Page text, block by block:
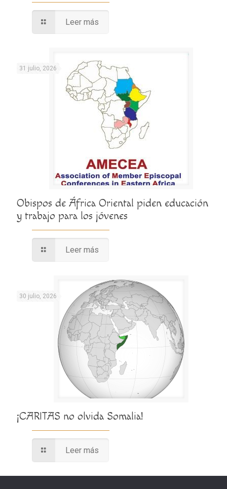
Leer más
31 julio, 2026
Obispos de África Oriental piden educación
y trabajo para los jóvenes
Leer más
30 julio, 2026
¡CARITAS no olvida Somalia!
Leer más